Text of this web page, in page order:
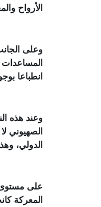
الأرواح
وعلى
انطباعا
وعند هذه
الصهيوني
الدولي،
على مستوى
المعركة